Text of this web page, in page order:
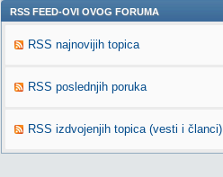
RSS FEED-OVI OVOG FORUMA
RSS najnovijih topica
RSS poslednjih poruka
RSS izdvojenjih topica (vesti i članci)